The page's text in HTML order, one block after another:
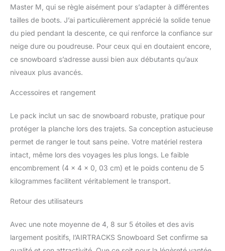
Master M, qui se règle aisément pour s’adapter à différentes
tailles de boots. J’ai particulièrement apprécié la solide tenue
du pied pendant la descente, ce qui renforce la confiance sur
neige dure ou poudreuse. Pour ceux qui en doutaient encore,
ce snowboard s’adresse aussi bien aux débutants qu’aux
niveaux plus avancés.
Accessoires et rangement
Le pack inclut un sac de snowboard robuste, pratique pour
protéger la planche lors des trajets. Sa conception astucieuse
permet de ranger le tout sans peine. Votre matériel restera
intact, même lors des voyages les plus longs. Le faible
encombrement (4 x 4 x 0, 03 cm) et le poids contenu de 5
kilogrammes facilitent véritablement le transport.
Retour des utilisateurs
Avec une note moyenne de 4, 8 sur 5 étoiles et des avis
largement positifs, l’AIRTRACKS Snowboard Set confirme sa